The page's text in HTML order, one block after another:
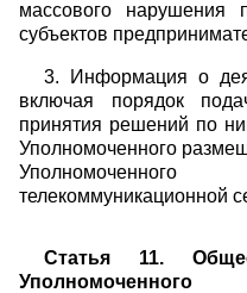
массового нарушения
субъектов
3. Информация о
включая порядок
принятия решений по
Уполномоченного
телекоммуникационной
Статья 11.
Уполномоченного